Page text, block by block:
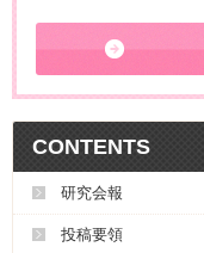
CONTENTS
研究会報
投稿要領